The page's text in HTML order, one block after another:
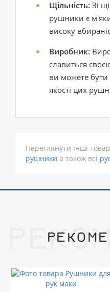
Щільність: Зі
рушники є
високу
Виробник:
славиться
ви можете бути
якості цих
Переглянути інші
рушники а також всі